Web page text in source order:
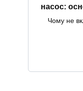
насос:
Чому не